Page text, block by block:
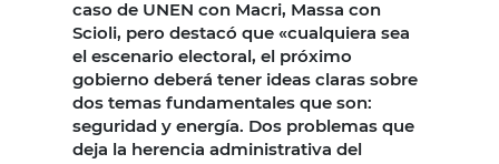
caso de UNEN con Macri, Massa con
Scioli, pero destacó que «cualquiera sea
el escenario electoral, el próximo
gobierno deberá tener ideas claras sobre
dos temas fundamentales que son:
seguridad y energía. Dos problemas que
deja la herencia administrativa del